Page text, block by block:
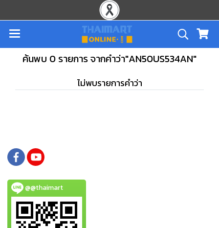
ค้นพบ 0 รายการ จากคำว่า"AN50US534AN"
ไม่พบรายการคำว่า
@@thaimart